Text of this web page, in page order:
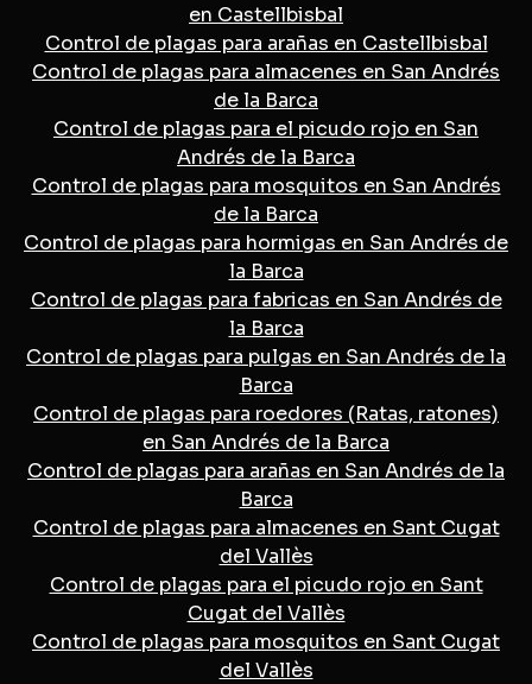
en Castellbisbal
Control de plagas para arañas en Castellbisbal
Control de plagas para almacenes en San Andrés
de la Barca
Control de plagas para el picudo rojo en San
Andrés de la Barca
Control de plagas para mosquitos en San Andrés
de la Barca
Control de plagas para hormigas en San Andrés de
la Barca
Control de plagas para fabricas en San Andrés de
la Barca
Control de plagas para pulgas en San Andrés de la
Barca
Control de plagas para roedores (Ratas, ratones)
en San Andrés de la Barca
Control de plagas para arañas en San Andrés de la
Barca
Control de plagas para almacenes en Sant Cugat
del Vallès
Control de plagas para el picudo rojo en Sant
Cugat del Vallès
Control de plagas para mosquitos en Sant Cugat
del Vallès